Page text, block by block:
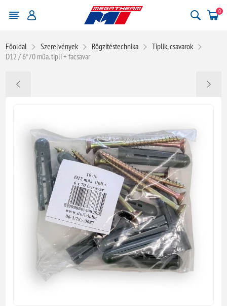
0
Főoldal Szerelvények Rögzítéstechnika
Tiplik, csavarok
D12 / 6*70 müa. tipli + facsavar